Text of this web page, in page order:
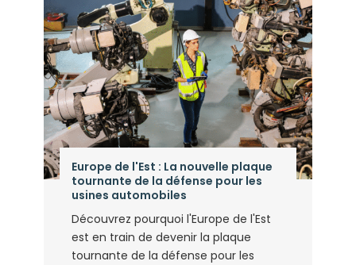
Europe de l'Est : La nouvelle plaque
tournante de la défense pour les
usines automobiles
Découvrez pourquoi l'Europe de l'Est
est en train de devenir la plaque
tournante de la défense pour les